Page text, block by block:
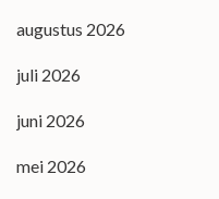
augustus 2026
juli 2026
juni 2026
mei 2026